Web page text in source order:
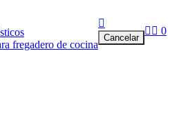
fregadero de cocina

Cancelar
  0